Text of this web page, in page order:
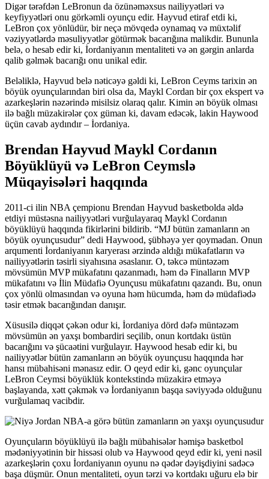
Digər tərəfdən LeBronun da özünəməxsus nailiyyətləri və
keyfiyyətləri onu görkəmli oyunçu edir. Hayvud etiraf etdi ki,
LeBron çox yönlüdür, bir neçə mövqedə oynamaq və müxtəlif
vəziyyətlərdə məsuliyyətlər götürmək bacarığına malikdir. Bununla
belə, o hesab edir ki, İordaniyanın mentaliteti və ən gərgin anlarda
qalib gəlmək bacarığı onu unikal edir.
Beləliklə, Hayvud belə nəticəyə gəldi ki, LeBron Ceyms tarixin ən
böyük oyunçularından biri olsa da, Maykl Cordan bir çox ekspert və
azarkeşlərin nəzərində misilsiz olaraq qalır. Kimin ən böyük olması
ilə bağlı müzakirələr çox güman ki, davam edəcək, lakin Haywood
üçün cavab aydındır – İordaniya.
Brendan Hayvud Maykl Cordanın
Böyüklüyü və LeBron Ceymslə
Müqayisələri haqqında
2011-ci ilin NBA çempionu Brendan Hayvud basketbolda əldə
etdiyi müstəsna nailiyyətləri vurğulayaraq Maykl Cordanın
böyüklüyü haqqında fikirlərini bildirib. “MJ bütün zamanların ən
böyük oyunçusudur” dedi Haywood, şübhəyə yer qoymadan. Onun
arqumenti İordaniyanın karyerası ərzində aldığı mükafatların və
nailiyyətlərin təsirli siyahısına əsaslanır. O, təkcə müntəzəm
mövsümün MVP mükafatını qazanmadı, həm də Finalların MVP
mükafatını və İlin Müdafiə Oyunçusu mükafatını qazandı. Bu, onun
çox yönlü olmasından və oyuna həm hücumda, həm də müdafiədə
təsir etmək bacarığından danışır.
Xüsusilə diqqət çəkən odur ki, İordaniya dörd dəfə müntəzəm
mövsümün ən yaxşı bombardiri seçilib, onun kortdakı üstün
bacarığını və şücaətini vurğulayır. Haywood hesab edir ki, bu
nailiyyətlər bütün zamanların ən böyük oyunçusu haqqında hər
hansı mübahisəni mənasız edir. O qeyd edir ki, gənc oyunçular
LeBron Ceymsi böyüklük kontekstində müzakirə etməyə
başlayanda, xətt çəkmək və İordaniyanın başqa səviyyədə olduğunu
vurğulamaq vacibdir.
Oyunçuların böyüklüyü ilə bağlı mübahisələr həmişə basketbol
mədəniyyətinin bir hissəsi olub və Haywood qeyd edir ki, yeni nəsil
azarkeşlərin çoxu İordaniyanın oyunu nə qədər dəyişdiyini sadəcə
başa düşmür. Onun mentaliteti, oyun tərzi və kortdakı uğuru elə bir